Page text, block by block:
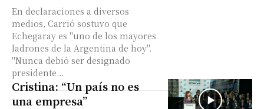
En declaraciones a diversos
medios, Carrió sostuvo que
Echegaray es "uno de los mayores
ladrones de la Argentina de hoy".
"Nunca debió ser designado
presidente...
Cristina: “Un país no es
una empresa”